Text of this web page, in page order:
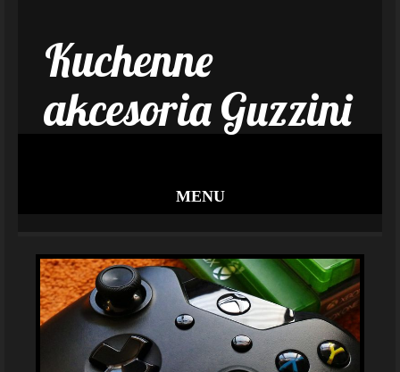
Kuchenne
akcesoria Guzzini
MENU